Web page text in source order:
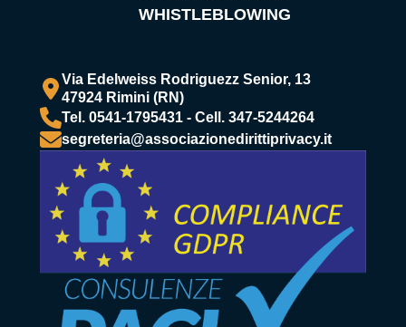
WHISTLEBLOWING
Via Edelweiss Rodriguezz Senior, 13
47924 Rimini (RN)
Tel. 0541-1795431 - Cell. 347-5244264
segreteria@associazionedirittiprivacy.it